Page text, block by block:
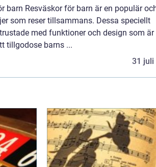
barn Resväskor för barn är en populär
som reser tillsammans. Dessa speciellt
med funktioner och design som är
tillgodose barns ...
31 juli